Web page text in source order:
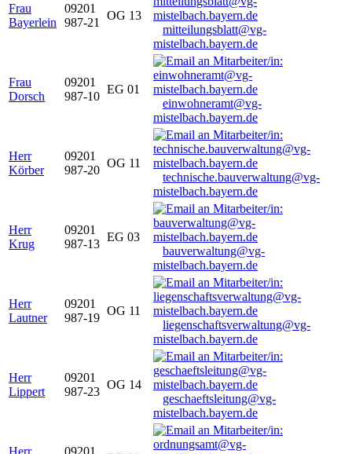
Frau
Bayerlein
09201
987-21
OG 13
mitteilungsblatt@vg-
mistelbach.bayern.de
Frau
Dorsch
09201
987-10
EG 01
einwohneramt@vg-
mistelbach.bayern.de
Herr
Körber
09201
987-20
OG 11
technische.bauverwaltung@vg-
mistelbach.bayern.de
Herr
Krug
09201
987-13
EG 03
bauverwaltung@vg-
mistelbach.bayern.de
Herr
Lautner
09201
987-19
OG 11
liegenschaftsverwaltung@vg-
mistelbach.bayern.de
Herr
Lippert
09201
987-23
OG 14
geschaeftsleitung@vg-
mistelbach.bayern.de
Herr
09201